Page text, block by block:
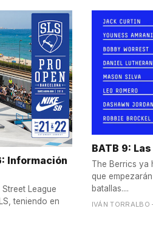
Información
League
teniendo en
BATB 9:
The Berrics ya
que
batallas....
IVÁN TORRALBO